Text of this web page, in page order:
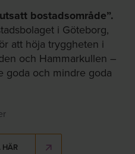
bostadsområde”.
i Göteborg,
att höja tryggheten i
och Hammarkullen –
goda och mindre goda
HÄR